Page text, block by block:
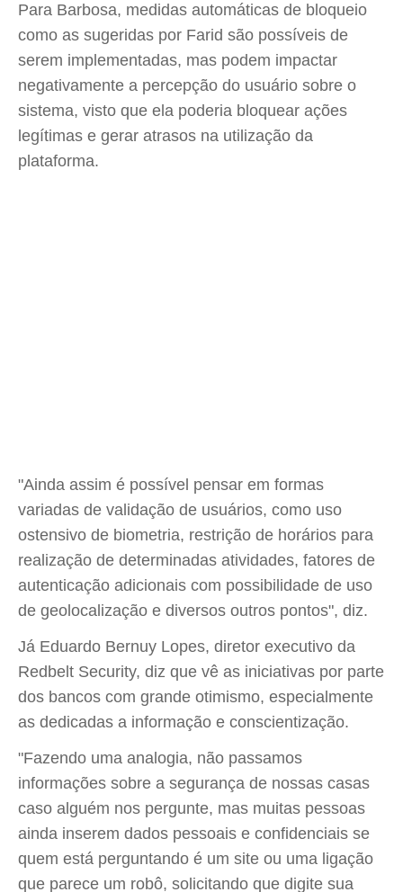
Para Barbosa, medidas automáticas de bloqueio
como as sugeridas por Farid são possíveis de
serem implementadas, mas podem impactar
negativamente a percepção do usuário sobre o
sistema, visto que ela poderia bloquear ações
legítimas e gerar atrasos na utilização da
plataforma.
"Ainda assim é possível pensar em formas
variadas de validação de usuários, como uso
ostensivo de biometria, restrição de horários para
realização de determinadas atividades, fatores de
autenticação adicionais com possibilidade de uso
de geolocalização e diversos outros pontos", diz.
Já Eduardo Bernuy Lopes, diretor executivo da
Redbelt Security, diz que vê as iniciativas por parte
dos bancos com grande otimismo, especialmente
as dedicadas a informação e conscientização.
"Fazendo uma analogia, não passamos
informações sobre a segurança de nossas casas
caso alguém nos pergunte, mas muitas pessoas
ainda inserem dados pessoais e confidenciais se
quem está perguntando é um site ou uma ligação
que parece um robô, solicitando que digite sua